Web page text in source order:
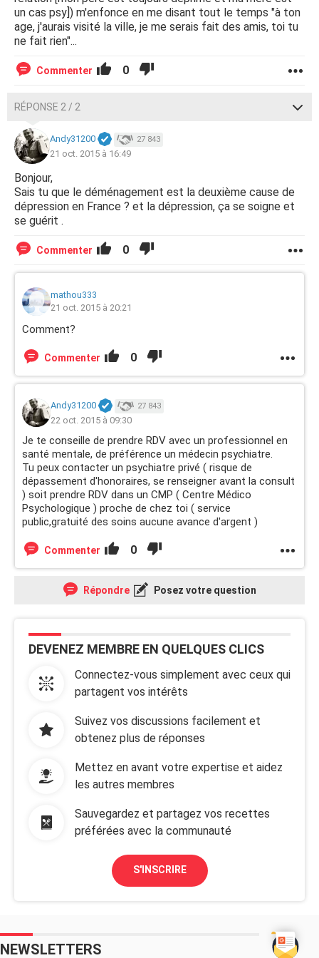
Que faire?
un cas psy]) m'enfonce en me disant tout le temps "à ton
age, j'aurais visité la ville, je me serais fait des amis, toi tu
ne fait rien"...
Commenter 0
RÉPONSE 2 / 2
Andy31200 27 843
21 oct. 2015 à 16:49
Bonjour,
Sais tu que le déménagement est la deuxième cause de
dépression en France ? et la dépression, ça se soigne et
se guérit .
Commenter 0
mathou333
21 oct. 2015 à 20:21
Comment?
Commenter 0
Andy31200 27 843
22 oct. 2015 à 09:30
Je te conseille de prendre RDV avec un professionnel en
santé mentale, de préférence un médecin psychiatre.
Tu peux contacter un psychiatre privé ( risque de
dépassement d'honoraires, se renseigner avant la consult
) soit prendre RDV dans un CMP ( Centre Médico
Psychologique ) proche de chez toi ( service
public,gratuité des soins aucune avance d'argent )
Commenter 0
Répondre Posez votre question
DEVENEZ MEMBRE EN QUELQUES CLICS
Connectez-vous simplement avec ceux qui
partagent vos intérêts
Suivez vos discussions facilement et
obtenez plus de réponses
Mettez en avant votre expertise et aidez
les autres membres
Sauvegardez et partagez vos recettes
préférées avec la communauté
S'INSCRIRE
NEWSLETTERS